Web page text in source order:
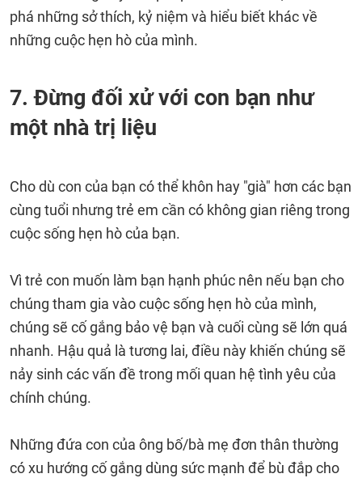
phá những sở thích, kỷ niệm và hiểu biết khác về
những cuộc hẹn hò của mình.
7. Đừng đối xử với con bạn như
một nhà trị liệu
Cho dù con của bạn có thể khôn hay "già" hơn các bạn
cùng tuổi nhưng trẻ em cần có không gian riêng trong
cuộc sống hẹn hò của bạn.
Vì trẻ con muốn làm bạn hạnh phúc nên nếu bạn cho
chúng tham gia vào cuộc sống hẹn hò của mình,
chúng sẽ cố gắng bảo vệ bạn và cuối cùng sẽ lớn quá
nhanh. Hậu quả là tương lai, điều này khiến chúng sẽ
nảy sinh các vấn đề trong mối quan hệ tình yêu của
chính chúng.
Những đứa con của ông bố/bà mẹ đơn thân thường
có xu hướng cố gắng dùng sức mạnh để bù đắp cho